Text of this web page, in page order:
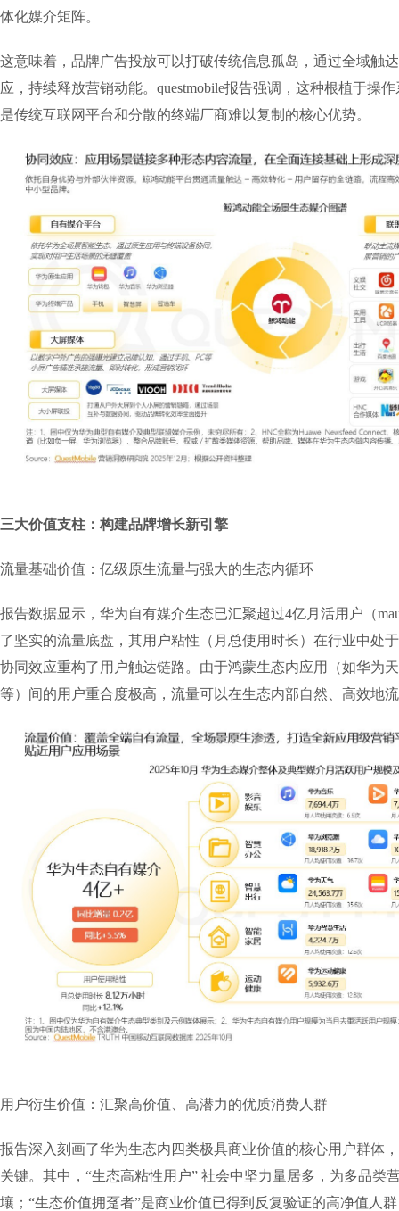
体化媒介矩阵。
这意味着，品牌广告投放可以打破传统信息孤岛，通过全域触
应，持续释放营销动能。questmobile报告强调，这种根植于操
是传统互联网平台和分散的终端厂商难以复制的核心优势。
三大价值支柱：构建品牌增长新引擎
流量基础价值：亿级原生流量与强大的生态内循环
报告数据显示，华为自有媒介生态已汇聚超过4亿月活用户（
了坚实的流量底盘，其用户粘性（月总使用时长）在行业中处
协同效应重构了用户触达链路。由于鸿蒙生态内应用（如华为
等）间的用户重合度极高，流量可以在生态内部自然、高效地
用户衍生价值：汇聚高价值、高潜力的优质消费人群
报告深入刻画了华为生态内四类极具商业价值的核心用户群体
关键。其中，“生态高粘性用户” 社会中坚力量居多，为多品类
壤；“生态价值拥趸者”是商业价值已得到反复验证的高净值人